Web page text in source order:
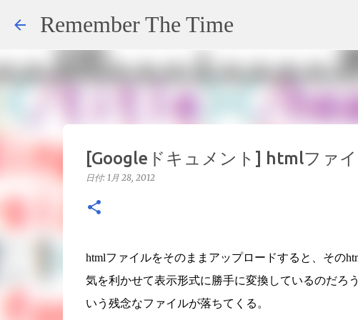
Remember The Time
[Googleドキュメント] htmlファ
日付: 1月 28, 2012
htmlファイルをそのままアップロードすると、その
気を利かせて表示形式に勝手に変換しているのだろ
いう残念なファイルが落ちてくる。